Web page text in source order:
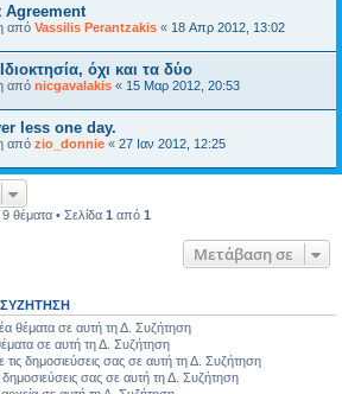
Agreement
από Vassilis Perantzakis « 18 Απρ 2012, 13:02
όχι και τα δύο
από nicgavalakis « 15 Μαρ 2012, 20:53
less one day.
από zio_donnie « 27 Ιαν 2012, 12:25
9 θέματα • Σελίδα 1 από 1
Μετάβαση σε
θέματα σε αυτή τη Δ. Συζήτηση
σε αυτή τη Δ. Συζήτηση
τις δημοσιεύσεις σας σε αυτή τη Δ. Συζήτηση
δημοσιεύσεις σας σε αυτή τη Δ. Συζήτηση